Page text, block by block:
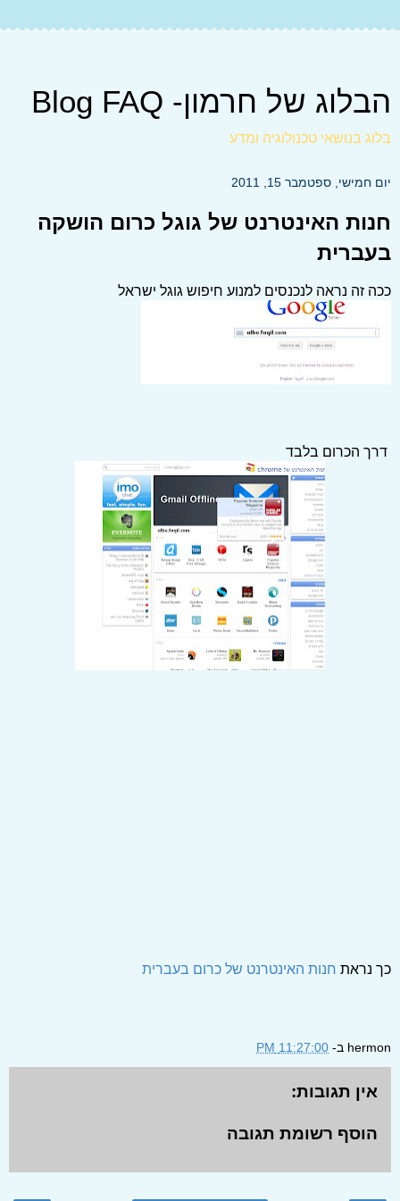
הבלוג של חרמון- Blog FAQ
בלוג בנושאי טכנולוגיה ומדע
יום חמישי, ספטמבר 15, 2011
חנות האינטרנט של גוגל כרום הושקה
בעברית
ככה זה נראה לנכנסים למנוע חיפוש גוגל ישראל
דרך הכרום בלבד
כך נראת חנות האינטרנט של כרום בעברית
hermon ב- 11:27:00 PM
אין תגובות:
הוסף רשומת תגובה